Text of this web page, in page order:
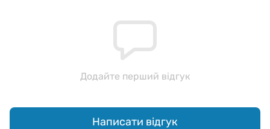
Додайте перший відгук
Написати відгук